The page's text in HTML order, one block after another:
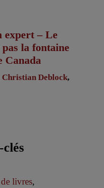
expert – Le
pas la fontaine
Canada
Christian Deblock,
livres,